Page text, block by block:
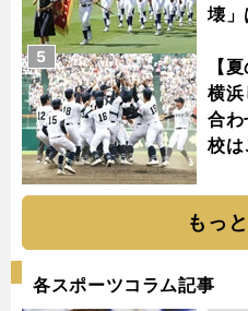
壊」
【
横
合わ
校は
5
もっ
各スポーツコラム記事